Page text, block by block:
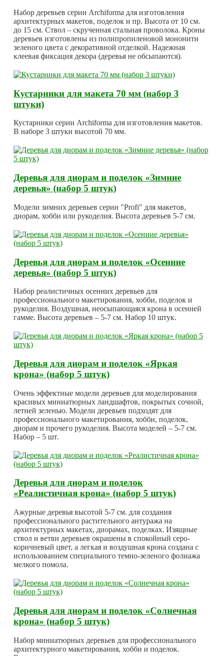
Набор деревьев серии Archiforma для изготовления
архитектурных макетов, поделок и пр. Высота от 10 см.
до 15 см. Ствол – скрученная стальная проволока. Кроны
деревьев изготовлены из полипропиленовой мононити
зеленого цвета с декоративной отделкой. Надежная
клеевая фиксация декора (деревья не обсыпаются).
Кустарники для макета 70 мм (набор 3
штуки)
Кустарники серии Archiforma для изготовления макетов.
В наборе 3 штуки высотой 70 мм.
Деревья для диорам и поделок «Зимние
деревья» (набор 5 штук)
Модели зимних деревьев серии "Profi" для макетов,
диорам, хобби или рукоделия. Высота деревьев 5-7 см.
Деревья для диорам и поделок «Осенние
деревья» (набор 5 штук)
Набор реалистичных осенних деревьев для
профессионального макетирования, хобби, поделок и
рукоделия. Воздушная, неосыпающаяся крона в осенней
гамме. Высота деревьев – 5-7 см. Набор 10 штук.
Деревья для диорам и поделок «Яркая
крона» (набор 5 штук)
Очень эффектные модели деревьев для моделирования
красивых миниатюрных ландшафтов, покрытых сочной,
летней зеленью. Модели деревьев подходят для
профессионального макетирования, хобби, поделок,
диорам и прочего рукоделия. Высота моделей – 5-7 см.
Набор – 5 шт.
Деревья для диорам и поделок
«Реалистичная крона» (набор 5 штук)
Ажурные деревья высотой 5-7 см. для создания
профессионального растительного антуража на
архитектурных макетах, диорамах, поделках. Изящные
ствол и ветви деревьев окрашены в спокойный серо-
коричневый цвет, а легкая и воздушная крона создана с
использованием специального темно-зеленого фолиажа
мелкого помола.
Деревья для диорам и поделок «Солнечная
крона» (набор 5 штук)
Набор миниатюрных деревьев для профессионального
архитектурного макетирования, хобби и поделок.